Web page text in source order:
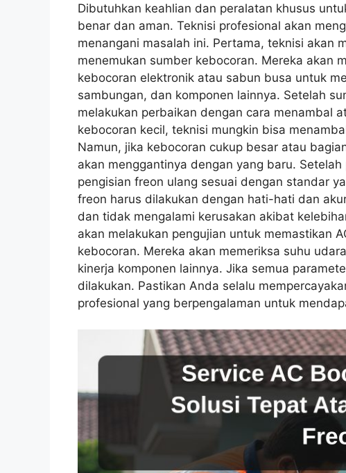
Dibutuhkan keahlian dan peralatan khusus
benar dan aman. Teknisi profesional akan
menangani masalah ini. Pertama, teknisi akan
menemukan sumber kebocoran. Mereka akan
kebocoran elektronik atau sabun busa untuk
sambungan, dan komponen lainnya. Setelah
melakukan perbaikan dengan cara menambal
kebocoran kecil, teknisi mungkin bisa
Namun, jika kebocoran cukup besar atau
akan menggantinya dengan yang baru.
pengisian freon ulang sesuai dengan standar
freon harus dilakukan dengan hati-hati dan
dan tidak mengalami kerusakan akibat
akan melakukan pengujian untuk memastikan
kebocoran. Mereka akan memeriksa suhu
kinerja komponen lainnya. Jika semua
dilakukan. Pastikan Anda selalu
profesional yang berpengalaman untuk